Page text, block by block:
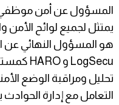
المسؤول عن أمن موظفي
هو المسؤول النهائي عن
LogSecu و HARO كمستشارين.
تحليل ومراقبة الوضع
التعامل مع إدارة الحوادث